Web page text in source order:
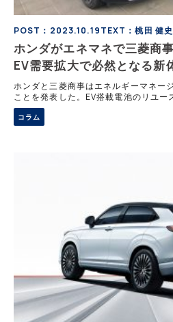
POST：2023.10.19TEXT：桃田 健史
ホンダがエネマネで三菱商
EV需要拡大で必然となる新
ホンダと三菱商事はエネルギーマネー
ことを発表した。EV搭載電池のリユー
ゥ・グリッド）等で新しいビジネスの
をもとに考察する。 電池リースは
コラム